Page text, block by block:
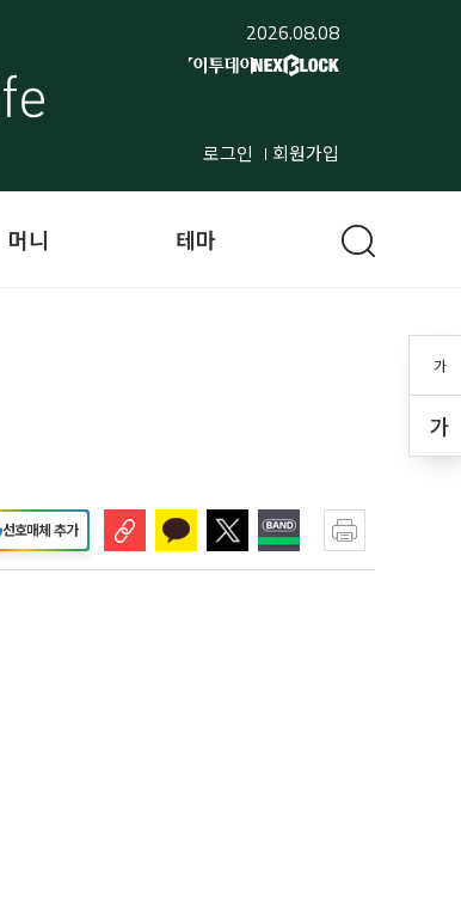
2026.08.08
로그인 회원가입
가
가
머니 테마
선호매체 추가